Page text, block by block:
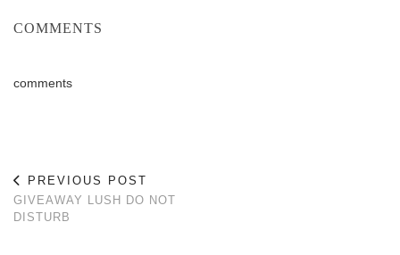
COMMENTS
comments
PREVIOUS POST
GIVEAWAY LUSH DO NOT
DISTURB